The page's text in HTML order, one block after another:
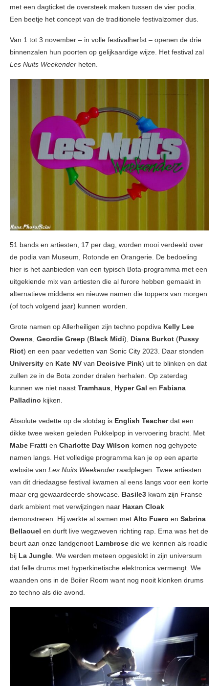
met een dagticket de oversteek maken tussen de vier podia.
Een beetje het concept van de traditionele festivalzomer dus.
Van 1 tot 3 november – in volle festivalherfst – openen de drie
binnenzalen hun poorten op gelijkaardige wijze. Het festival zal
Les Nuits Weekender heten.
51 bands en artiesten, 17 per dag, worden mooi verdeeld over
de podia van Museum, Rotonde en Orangerie. De bedoeling
hier is het aanbieden van een typisch Bota-programma met een
uitgekiende mix van artiesten die al furore hebben gemaakt in
alternatieve middens en nieuwe namen die toppers van morgen
(of toch volgend jaar) kunnen worden.
Grote namen op Allerheiligen zijn techno popdiva Kelly Lee
Owens, Geordie Greep (Black Midi), Diana Burkot (Pussy
Riot) en een paar vedetten van Sonic City 2023. Daar stonden
University en Kate NV van Decisive Pink) uit te blinken en dat
zullen ze in de Bota zonder dralen herhalen. Op zaterdag
kunnen we niet naast Tramhaus, Hyper Gal en Fabiana
Palladino kijken.
Absolute vedette op de slotdag is English Teacherdat een
dikke twee weken geleden Pukkelpop in vervoering bracht. Met
Mabe Fratti en Charlotte Day Wilson komen nog gehypete
namen langs. Het volledige programma kan je op een aparte
website van Les Nuits Weekender raadplegen. Twee artiesten
van dit driedaagse festival kwamen al eens langs voor een korte
maar erg gewaardeerde showcase. Basile3 kwam zijn Franse
dark ambient met verwijzingen naar Haxan Cloak
demonstreren. Hij werkte al samen met Alto Fuero en Sabrina
Bellaouel en durft live wegzweven richting rap. Erna was het de
beurt aan onze landgenoot Lambrose die we kennen als roadie
bij La Jungle. We werden meteen opgeslokt in zijn universum
dat felle drums met hyperkinetische elektronica vermengt. We
waanden ons in de Boiler Room want nog nooit klonken drums
zo techno als die avond.